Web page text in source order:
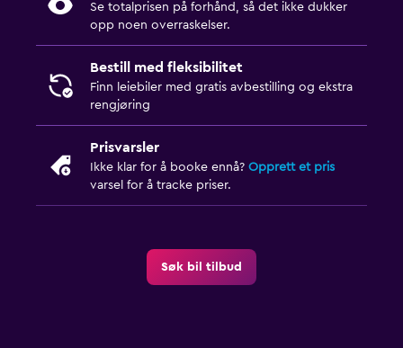
Se totalprisen på forhånd, så det ikke dukker
opp noen overraskelser.
Bestill med fleksibilitet
Finn leiebiler med gratis avbestilling og ekstra
rengjøring
Prisvarsler
Ikke klar for å booke ennå? Opprett et pris
varsel for å tracke priser.
Søk bil tilbud